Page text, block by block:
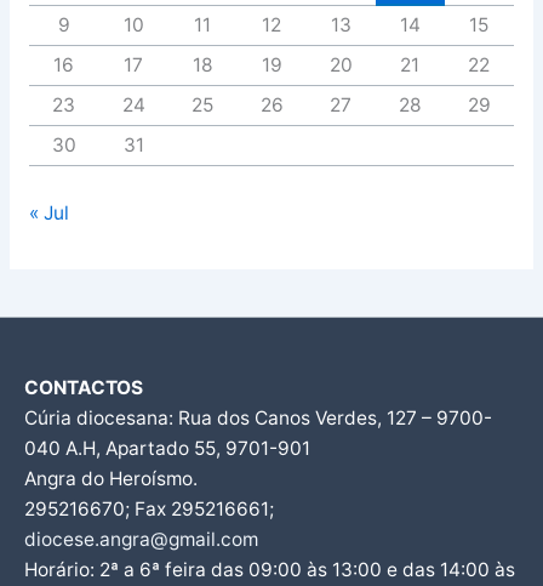
9
10 11 12 13 14
15
16
17 18 19 20 21
22
23
24 25 26 27 28
29
30
31
« Jul
CONTACTOS
Cúria diocesana: Rua dos Canos Verdes, 127 – 9700-
040 A.H, Apartado 55, 9701-901
Angra do Heroísmo.
295216670; Fax 295216661;
diocese.angra@gmail.com
Horário: 2ª a 6ª feira das 09:00 às 13:00 e das 14:00 às